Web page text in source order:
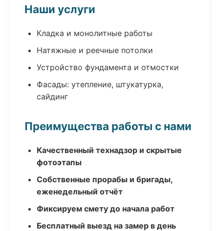
Наши услуги
Кладка и монолитные работы
Натяжные и реечные потолки
Устройство фундамента и отмостки
Фасады: утепление, штукатурка,
сайдинг
Преимущества работы с нами
Качественный технадзор и скрытые
фотоэтапы
Собственные прорабы и бригады,
еженедельный отчёт
Фиксируем смету до начала работ
Бесплатный выезд на замер в день